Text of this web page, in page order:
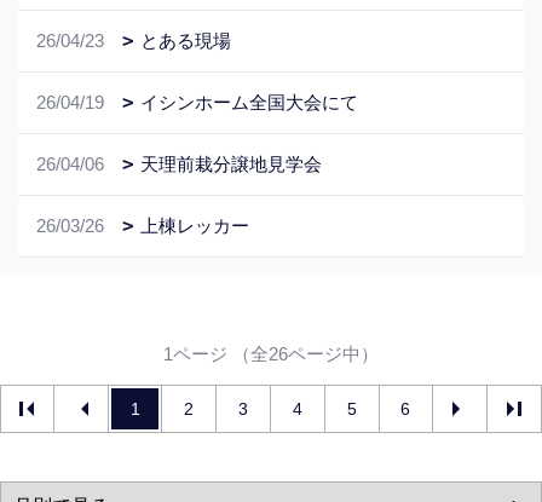
26/04/23 とある現場
26/04/19 イシンホーム全国大会にて
26/04/06 天理前栽分譲地見学会
26/03/26 上棟レッカー
1ページ （全26ページ中）
1 2 3 4 5 6